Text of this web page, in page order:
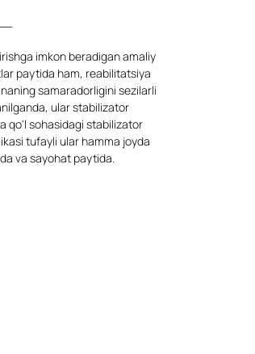
imkon beradigan amaliy
paytida ham, reabilitatsiya
samaradorligini sezilarli
ular stabilizator
qo'l sohasidagi stabilizator
tufayli ular hamma joyda
va sayohat paytida.